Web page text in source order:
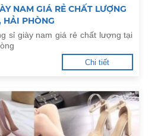
NAM GIÁ RẺ CHẤT LƯỢNG
HẢI PHÒNG
sỉ giày nam giá rẻ chất lượng tại
Chi tiết